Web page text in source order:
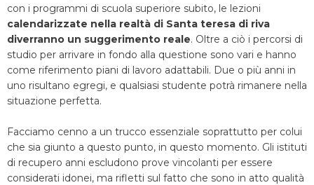
con i programmi di scuola superiore subito, le lezioni
calendarizzate nella realtà di Santa teresa di riva
diverranno un suggerimento reale. Oltre a ciò i percorsi di
studio per arrivare in fondo alla questione sono vari e hanno
come riferimento piani di lavoro adattabili. Due o più anni in
uno risultano egregi, e qualsiasi studente potrà rimanere nella
situazione perfetta.
Facciamo cenno a un trucco essenziale soprattutto per colui
che sia giunto a questo punto, in questo momento. Gli istituti
di recupero anni escludono prove vincolanti per essere
considerati idonei, ma rifletti sul fatto che sono in atto qualità